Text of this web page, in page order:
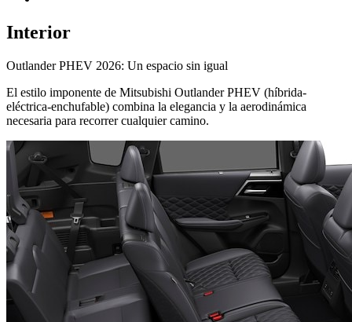
Interior
Outlander PHEV 2026: Un espacio sin igual
El estilo imponente de Mitsubishi Outlander PHEV (híbrida-
eléctrica-enchufable) combina la elegancia y la aerodinámica
necesaria para recorrer cualquier camino.